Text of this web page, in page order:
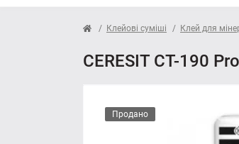
Клейові суміші Клей для
CERESIT CT-190
Продано